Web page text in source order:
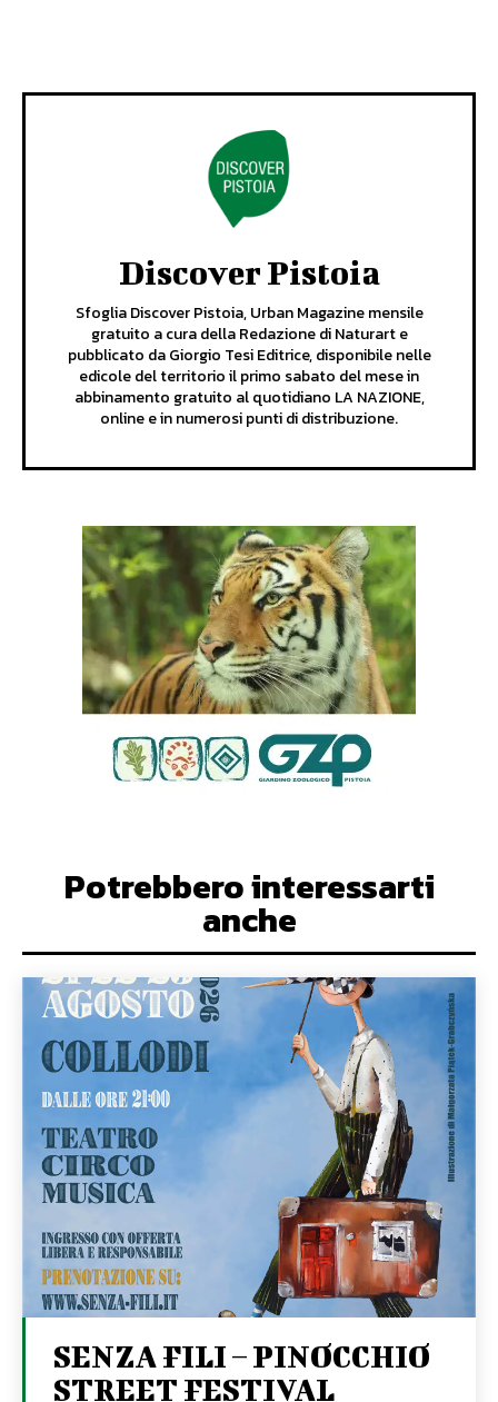
Discover Pistoia
Sfoglia Discover Pistoia, Urban Magazine mensile
gratuito a cura della Redazione di Naturart e
pubblicato da Giorgio Tesi Editrice, disponibile nelle
edicole del territorio il primo sabato del mese in
abbinamento gratuito al quotidiano LA NAZIONE,
online e in numerosi punti di distribuzione.
Potrebbero interessarti
anche
SENZA FILI – PINOCCHIO
STREET FESTIVAL